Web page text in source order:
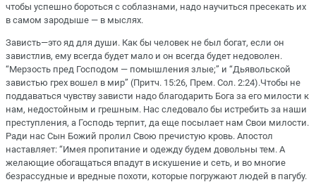
чтобы успешно бороться с соблазнами, надо научиться пресекать их
в самом зародыше — в мыслях.
Зависть—это яд для души. Как бы человек не был богат, если он
завистлив, ему всегда будет мало и он всегда будет недоволен.
“Мерзость пред Господом — помышления злые;” и “Дьявольской
завистью грех вошел в мир” (Притч. 15:26, Прем. Сол. 2:24).Чтобы не
поддаваться чувству зависти надо благодарить Бога за его милости к
нам, недостойным и грешным. Нас следовало бы истребить за наши
преступления, а Господь терпит, да еще посылает нам Свои милости.
Ради нас Сын Божий пролил Свою пречистую кровь. Апостол
наставляет: “Имея пропитание и одежду будем довольны тем. А
желающие обогащаться впадут в искушение и сеть, и во многие
безрассудные и вредные похоти, которые погружают людей в пагубу.